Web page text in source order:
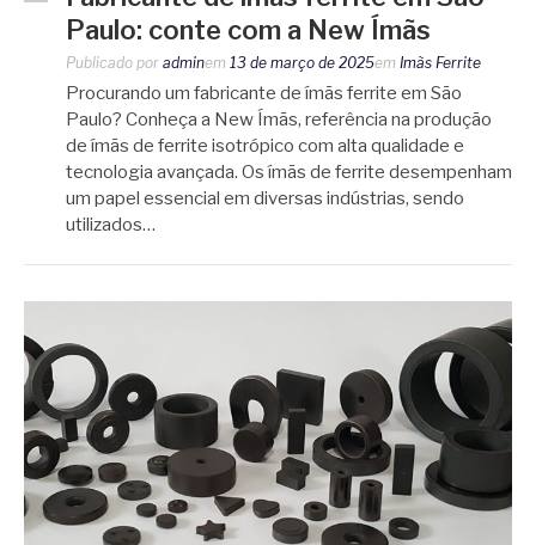
Paulo: conte com a New Ímãs
Publicado por adminem 13 de março de 2025em Imãs Ferrite
Procurando um fabricante de ímãs ferrite em São
Paulo? Conheça a New Ímãs, referência na produção
de ímãs de ferrite isotrópico com alta qualidade e
tecnologia avançada. Os ímãs de ferrite desempenham
um papel essencial em diversas indústrias, sendo
utilizados…